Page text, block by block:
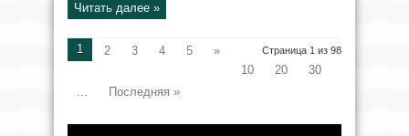
Читать далее »
Страница 1 из 98
1 2 3 4 5
»
10
20
30
...
Последняя »